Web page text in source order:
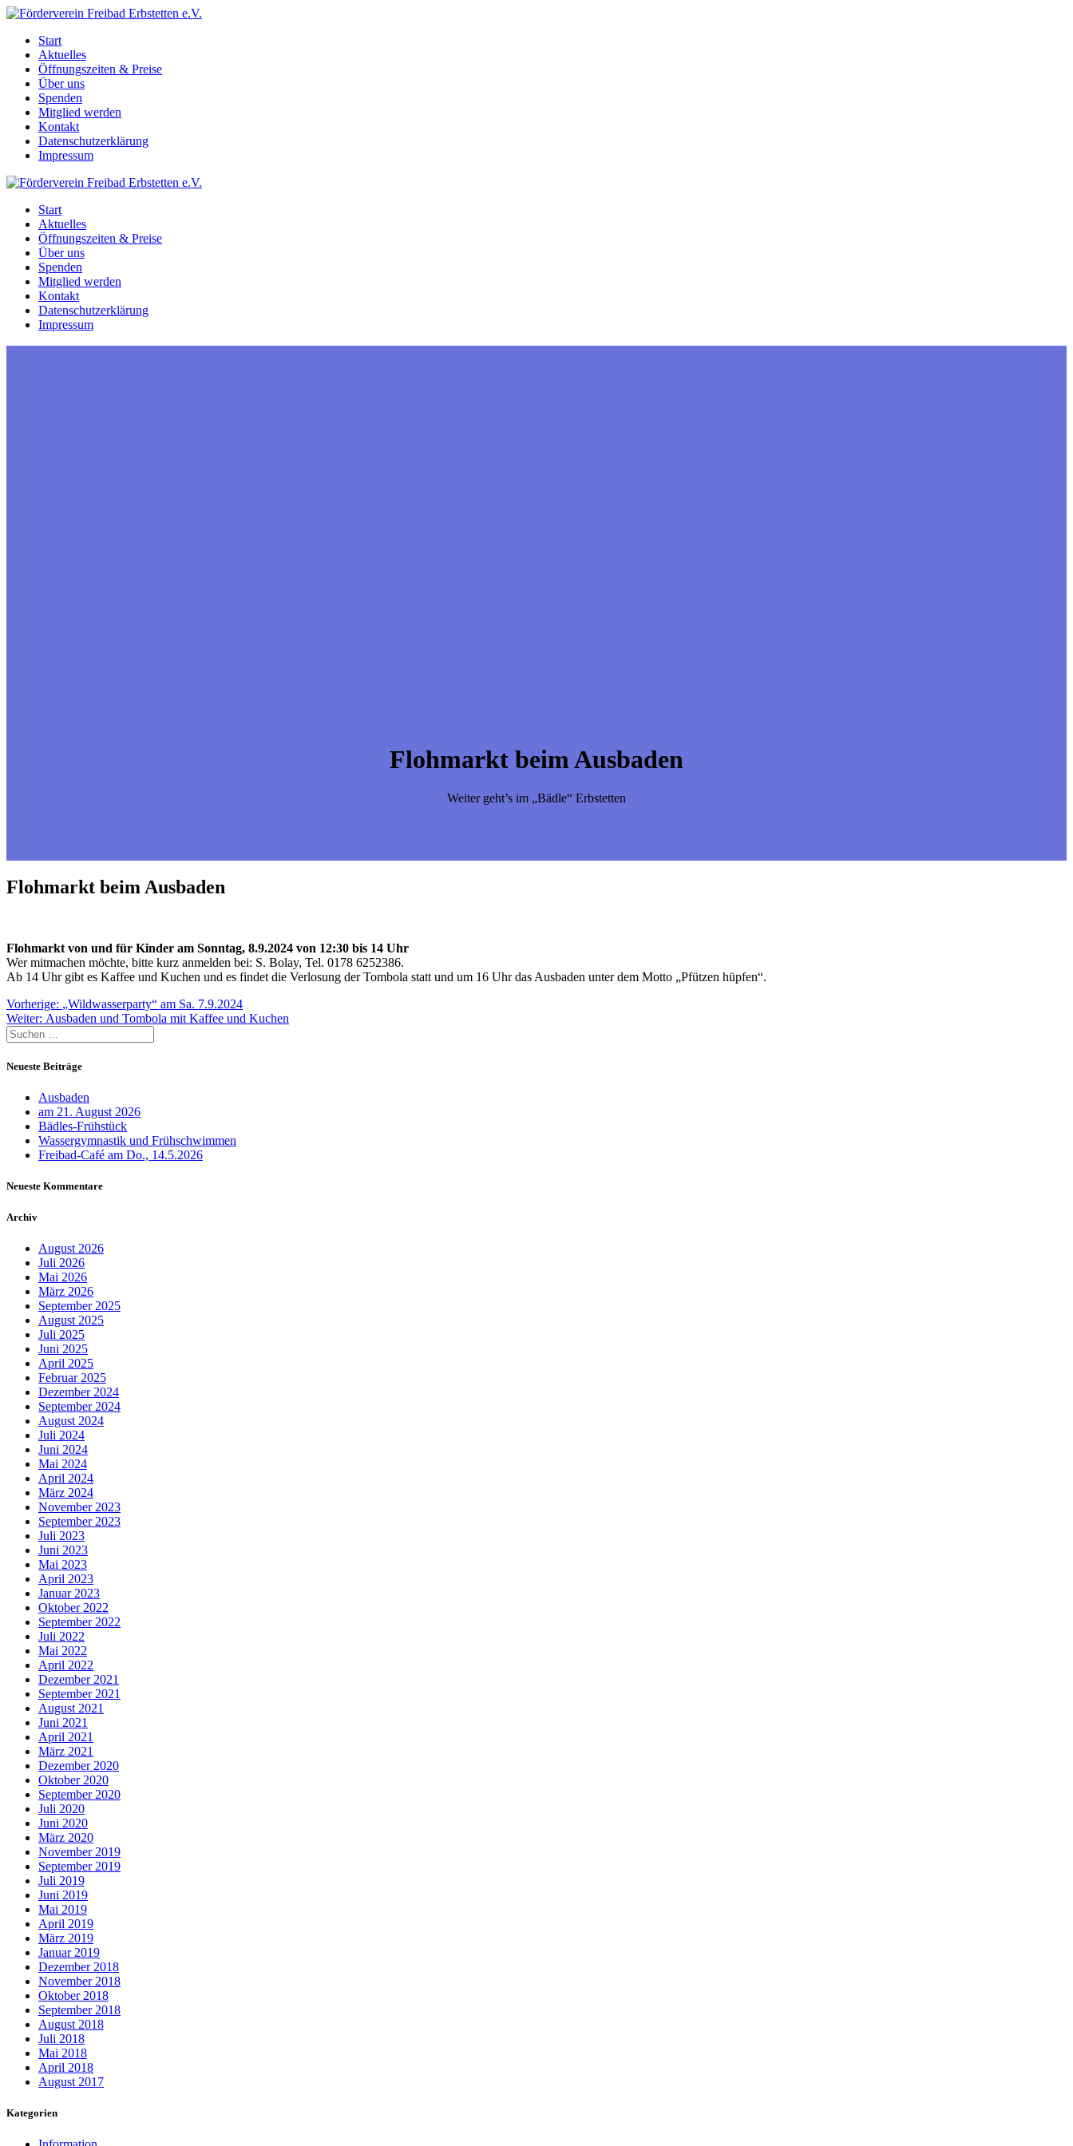
Zum
springenStart
Aktuelles
Öffnungszeiten & Preise
Über uns
Spenden
Mitglied werden
Kontakt
Datenschutzerklärung
Impressum
Start
Aktuelles
Öffnungszeiten & Preise
Über uns
Spenden
Mitglied werden
Kontakt
Datenschutzerklärung
Impressum
Flohmarkt beim Ausbaden
Weiter geht’s im „Bädle“ Erbstetten
Flohmarkt beim Ausbaden
Flohmarkt von und für Kinder am Sonntag, 8.9.2024 von 12:30 bis 14 Uhr
Wer mitmachen möchte, bitte kurz anmelden bei: S. Bolay, Tel. 0178 6252386.
Ab 14 Uhr gibt es Kaffee und Kuchen und es findet die Verlosung der Tombola statt und um 16 Uhr das Ausbaden unter dem Motto „Pfützen hüpfen“.
Beitragsnavigation
Vorherige:
Vorheriger
Beitrag:
„Wildwasserparty“ am Sa. 7.9.2024
Weiter: Nächster
Ausbaden und Tombola mit Kaffee und Kuchen
Suche
nach:
Neueste Beiträge
Ausbaden
am 21. August 2026
Bädles-Frühstück
Wassergymnastik und Frühschwimmen
Freibad-Café am Do., 14.5.2026
Neueste Kommentare
Archiv
August 2026
Juli 2026
Mai 2026
März 2026
September 2025
August 2025
Juli 2025
Juni 2025
April 2025
Februar 2025
Dezember 2024
September 2024
August 2024
Juli 2024
Juni 2024
Mai 2024
April 2024
März 2024
November 2023
September 2023
Juli 2023
Juni 2023
Mai 2023
April 2023
Januar 2023
Oktober 2022
September 2022
Juli 2022
Mai 2022
April 2022
Dezember 2021
September 2021
August 2021
Juni 2021
April 2021
März 2021
Dezember 2020
Oktober 2020
September 2020
Juli 2020
Juni 2020
März 2020
November 2019
September 2019
Juli 2019
Juni 2019
Mai 2019
April 2019
März 2019
Januar 2019
Dezember 2018
November 2018
Oktober 2018
September 2018
August 2018
Juli 2018
Mai 2018
April 2018
August 2017
Kategorien